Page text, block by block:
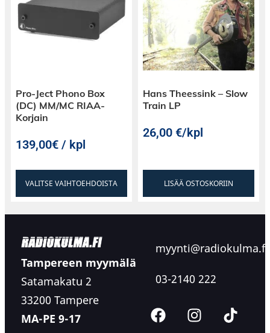
Pro-Ject Phono Box
(DC) MM/MC RIAA-
Korjain
139,00€ / kpl
VALITSE VAIHTOEHDOISTA
Hans Theessink – Slow
Train LP
26,00€/kpl
LISÄÄ OSTOSKORIIN
Tampereen myymälä
Satamakatu 2
33200 Tampere
MA-PE 9-17
myynti@radiokulma.fi
03-2140 222